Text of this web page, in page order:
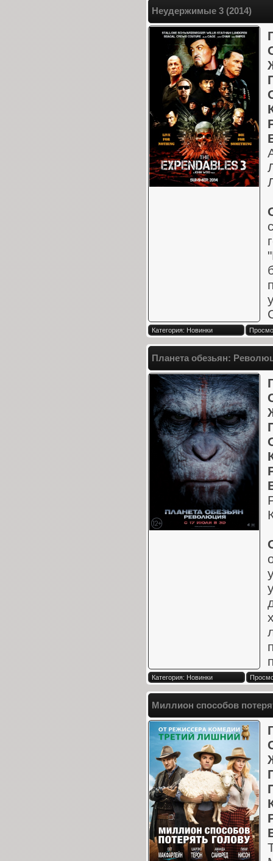
Неудержимые 3 (2014)
Категория: Новинки
Планета обезьян:
Категория: Новинки
Миллион способов